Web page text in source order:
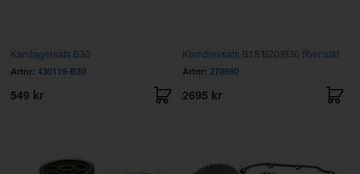
Kamlagersats B30
Artnr: 430119-B30
549 kr
Kamdrevsats B18/B20/B30 fiber/stål
Artnr: 270690
2695 kr